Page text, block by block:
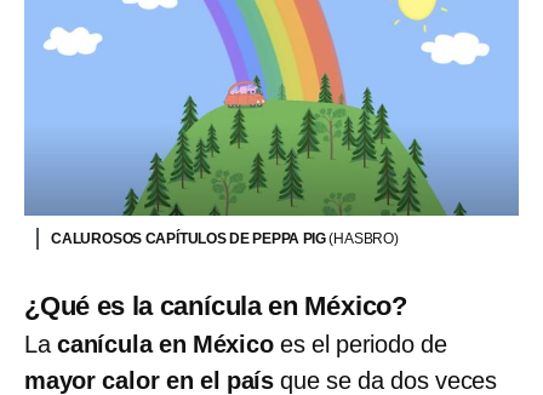
CALUROSOS CAPÍTULOS DE PEPPA PIG(HASBRO)
¿Qué es la canícula en México?
La canícula en Méxicoes el periodo de
mayor calor en el país que se da dos veces